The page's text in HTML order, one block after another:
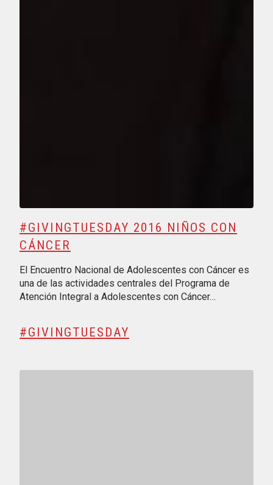
#GIVINGTUESDAY 2016 NIÑOS CON
CÁNCER
El Encuentro Nacional de Adolescentes con Cáncer es
una de las actividades centrales del Programa de
Atención Integral a Adolescentes con Cáncer…
#GIVINGTUESDAY